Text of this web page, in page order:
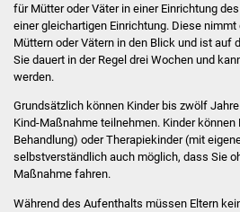
für Mütter oder Väter in einer Einrichtung
einer gleichartigen Einrichtung. Diese
Müttern oder Vätern in den Blick und ist auf
Sie dauert in der Regel drei Wochen und
werden.
Grundsätzlich können Kinder bis zwölf
Kind-Maßnahme teilnehmen. Kinder
Behandlung) oder Therapiekinder (mit
selbstverständlich auch möglich, dass Sie
Maßnahme fahren.
Während des Aufenthalts müssen Eltern